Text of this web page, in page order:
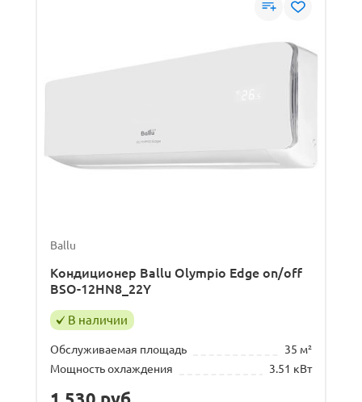
Ballu
Кондиционер Ballu Olympio Edge on/off
BSO-12HN8_22Y
В наличии
Обслуживаемая площадь
35 м²
Мощность охлаждения
3.51 кВт